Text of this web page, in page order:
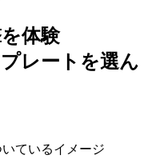
体験
レートを選ん